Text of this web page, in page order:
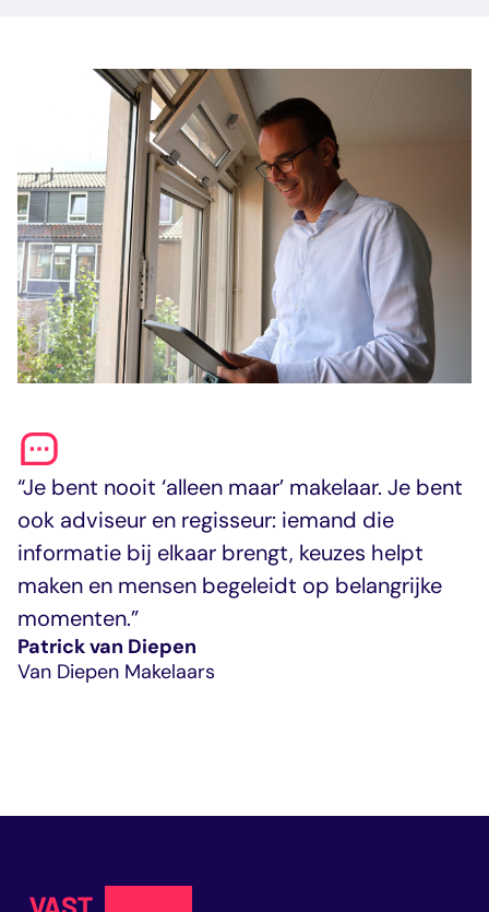
“Je bent nooit ‘alleen maar’ makelaar. Je bent
ook adviseur en regisseur: iemand die
informatie bij elkaar brengt, keuzes helpt
maken en mensen begeleidt op belangrijke
momenten.”
Patrick van Diepen
Van Diepen Makelaars